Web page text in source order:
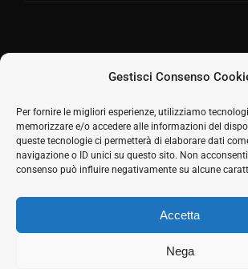
Gestisci Consenso
Per fornire le migliori esperienze, utilizziamo
memorizzare e/o accedere alle informazioni del
queste tecnologie ci permetterà di elaborare dati
navigazione o ID unici su questo sito. Non
consenso può influire negativamente su alcune
Accetta
Nega
2026 © SH Web s.r.l. Via Tre Settembre, 11
Dogana (RSM) | Tel:0549 941579Cell. 339 125
COE SM21512
Seguici sui